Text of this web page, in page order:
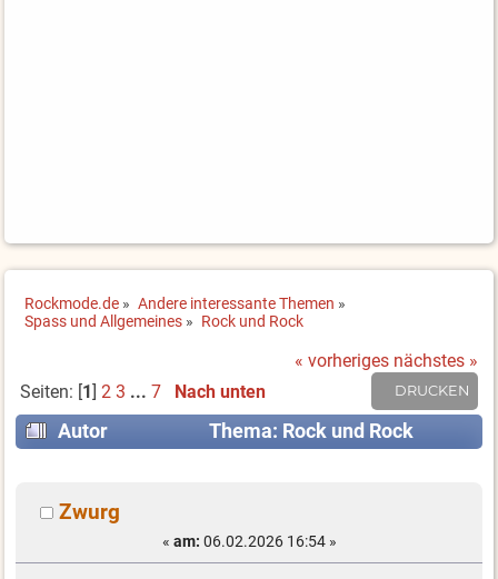
Rockmode.de » Andere interessante Themen »
Spass und Allgemeines » Rock und Rock
« vorheriges nächstes »
DRUCKEN
Seiten: [1] 2 3 ... 7 Nach unten
Autor
Thema: Rock und Rock
Zwurg
« am: 06.02.2026 16:54 »